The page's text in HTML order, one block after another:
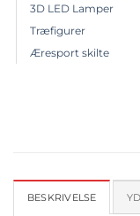
3D LED Lamper
Træfigurer
Æresport skilte
BESKRIVELSE